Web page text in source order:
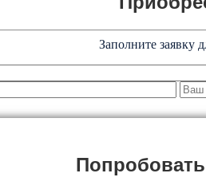
Заполните заявку